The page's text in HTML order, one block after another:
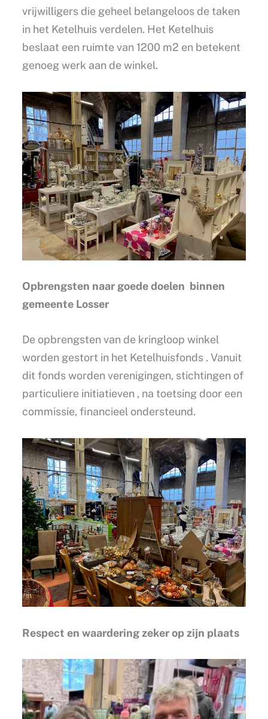
vrijwilligers die geheel belangeloos de taken
in het Ketelhuis verdelen. Het Ketelhuis
beslaat een ruimte van 1200 m2 en betekent
genoeg werk aan de winkel.
Opbrengsten naar goede doelen binnen
gemeente Losser
De opbrengsten van de kringloop winkel
worden gestort in het Ketelhuisfonds . Vanuit
dit fonds worden verenigingen, stichtingen of
particuliere initiatieven , na toetsing door een
commissie, financieel ondersteund.
Respect en waardering zeker op zijn plaats